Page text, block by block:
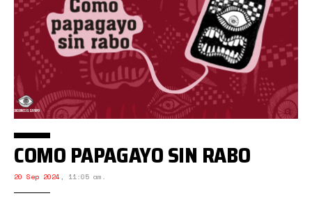
COMO PAPAGAYO SIN RABO
20 Sep 2024 , 11:05 am.